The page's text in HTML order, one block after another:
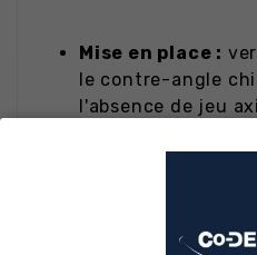
Mise en place :
le contre-angle
l'absence de jeu
Positionnement :
Protocole :